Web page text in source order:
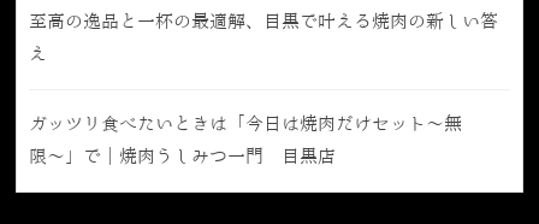
至高の逸品と一杯の最適解、目黒で叶える焼肉の新しい答
え
ガッツリ食べたいときは「今日は焼肉だけセット〜無
限〜」で｜焼肉うしみつ一門 目黒店